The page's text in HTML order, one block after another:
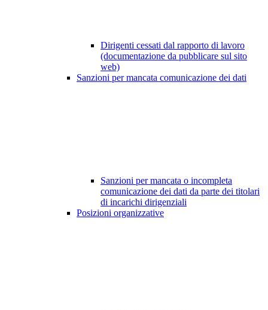
Dirigenti cessati dal rapporto di lavoro
(documentazione da pubblicare sul sito
web)
Sanzioni per mancata comunicazione dei dati
Sanzioni per mancata o incompleta
comunicazione dei dati da parte dei titolari
di incarichi dirigenziali
Posizioni organizzative